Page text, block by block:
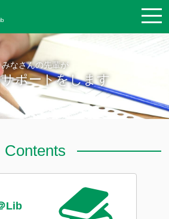
みなさんの先輩が
ポートをします
Contents
Lib